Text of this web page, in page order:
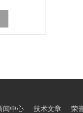
闻中心 技术文章 荣